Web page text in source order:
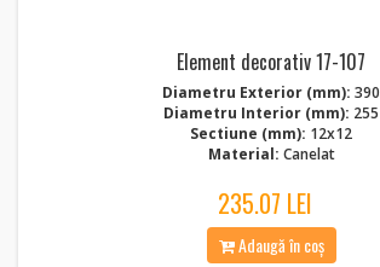
Element decorativ 17-107
Diametru Exterior (mm): 390
Diametru Interior (mm): 255
Sectiune (mm): 12x12
Material: Canelat
235.07 LEI
Adaugă în coș